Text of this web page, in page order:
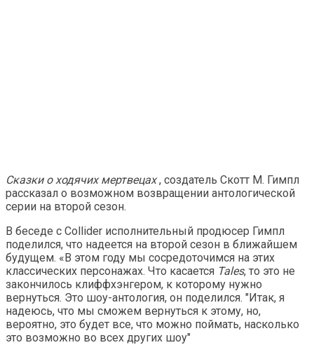
Сказки о ходячих мертвецах, создатель Скотт М. Гимпл
рассказал о возможном возвращении антологической
серии на второй сезон.
В беседе с Collider исполнительный продюсер Гимпл
поделился, что надеется на второй сезон в ближайшем
будущем. «В этом году мы сосредоточимся на этих
классических персонажах. Что касается Tales, то это не
закончилось клиффхэнгером, к которому нужно
вернуться. Это шоу-антология, он поделился. "Итак, я
надеюсь, что мы сможем вернуться к этому, но,
вероятно, это будет все, что можно поймать, насколько
это возможно во всех других шоу"